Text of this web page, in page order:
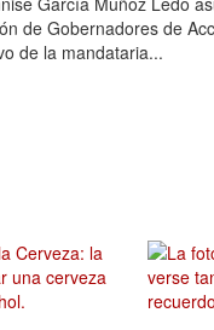
de Gobernadores de
de la mandataria...